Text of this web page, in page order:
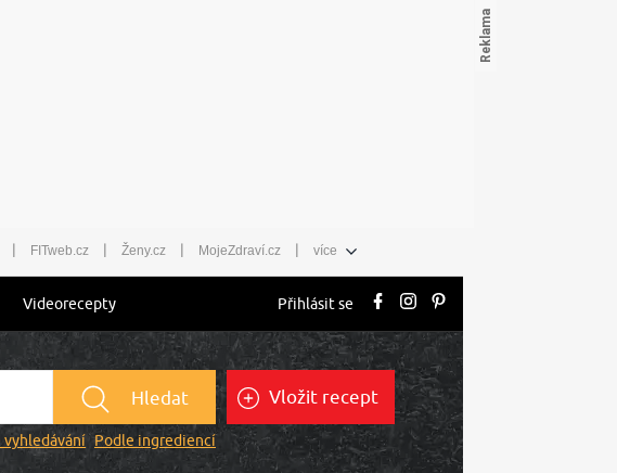
| FITweb.cz | Ženy.cz | MojeZdraví.cz | více
Videorecepty Přihlásit se
Hledat
vyhledávání Podle ingrediencí
Vložit recept